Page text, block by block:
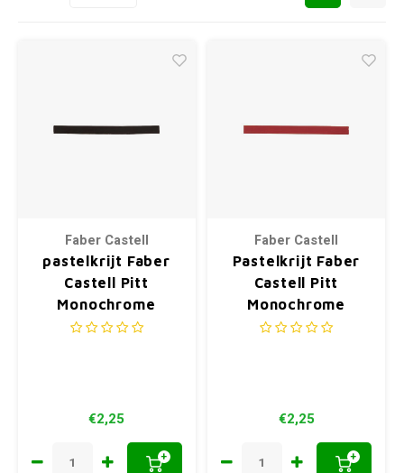
Faber Castell
pastelkrijt Faber
Castell Pitt
Monochrome
gebrande amber
€2,25
+
Faber Castell
Pastelkrijt Faber
Castell Pitt
Monochrome
sanguine gebrand
€2,25
+